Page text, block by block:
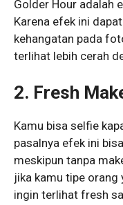
Golder Hour adalah
Karena efek ini
kehangatan pada
terlihat lebih cerah
2. Fresh
Kamu bisa selfie
pasalnya efek ini
meskipun tanpa
jika kamu tipe orang
ingin terlihat fresh